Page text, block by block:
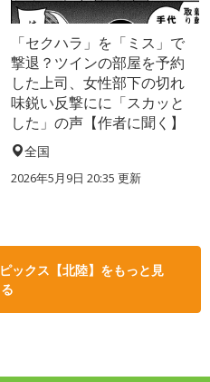
「セクハラ」を「ミス」で
撃退？ツインの部屋を予約
した上司、女性部下の切れ
味鋭い反撃にに「スカッと
した」の声【作者に聞く】
全国
2026年5月9日 20:35 更新
ックス【北陸】をもっと見
る